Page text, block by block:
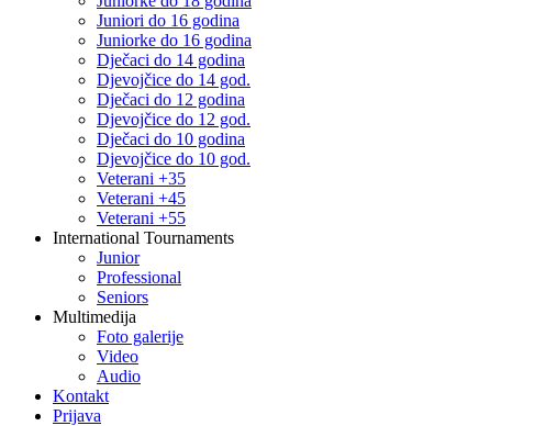
Juniori do 16 godina
Juniorke do 16 godina
Dječaci do 14 godina
Djevojčice do 14 god.
Dječaci do 12 godina
Djevojčice do 12 god.
Dječaci do 10 godina
Djevojčice do 10 god.
Veterani +35
Veterani +45
Veterani +55
International Tournaments
Junior
Professional
Seniors
Multimedija
Foto galerije
Video
Audio
Kontakt
Prijava